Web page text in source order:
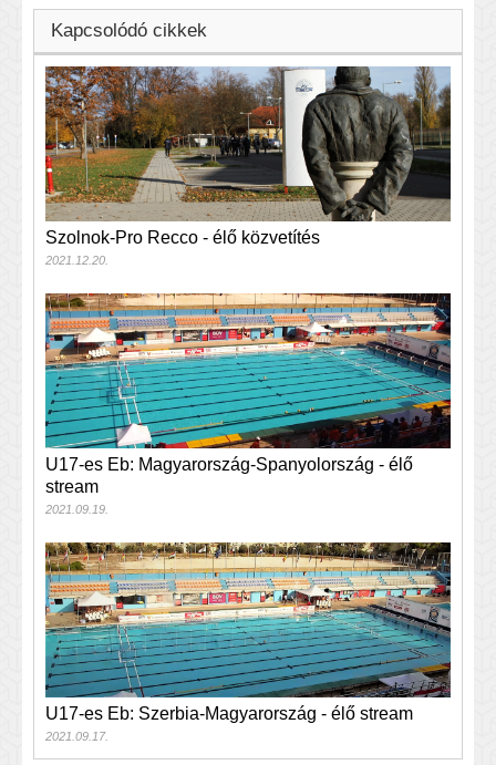
Kapcsolódó cikkek
Szolnok-Pro Recco - élő közvetítés
2021.12.20.
U17-es Eb: Magyarország-Spanyolország - élő
stream
2021.09.19.
U17-es Eb: Szerbia-Magyarország - élő stream
2021.09.17.